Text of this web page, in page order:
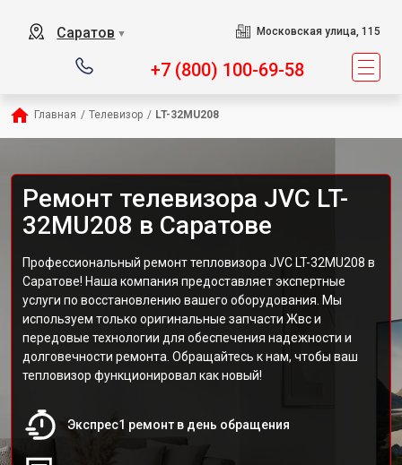
Саратов ▼ Московская улица, 115
+7 (800) 100-69-58
Главная / Телевизор / LT-32MU208
Ремонт телевизора JVC LT-
32MU208 в Саратове
Профессиональный ремонт тепловизора JVC LT-32MU208 в
Саратове! Наша компания предоставляет экспертные
услуги по восстановлению вашего оборудования. Мы
используем только оригинальные запчасти Жвс и
передовые технологии для обеспечения надежности и
долговечности ремонта. Обращайтесь к нам, чтобы ваш
тепловизор функционировал как новый!
Экспрес1 ремонт в день обращения